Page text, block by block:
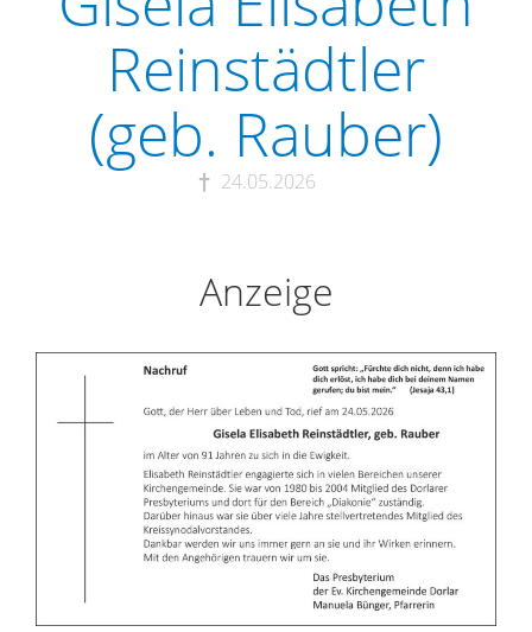
Reinstädtler
(geb. Rauber)
24.05.2026
Anzeige